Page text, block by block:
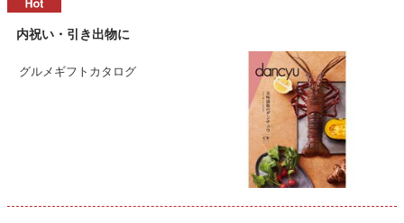
内祝い・引き出物に
グルメギフトカタログ